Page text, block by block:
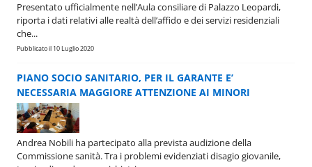
Presentato ufficialmente nell’Aula consiliare di Palazzo Leopardi,
riporta i dati relativi alle realtà dell’affido e dei servizi residenziali
che...
Pubblicato il 10 Luglio 2020
PIANO SOCIO SANITARIO, PER IL GARANTE E’
NECESSARIA MAGGIORE ATTENZIONE AI MINORI
Andrea Nobili ha partecipato alla prevista audizione della
Commissione sanità. Tra i problemi evidenziati disagio giovanile,